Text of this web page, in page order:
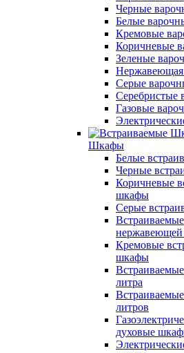
Черные
Белые
Кремовые
Коричневые
Зеленые
Нержавеющая
Серые
Серебристые
Газовые
Шкафы
Белые
Черные
Коричневые
шкафы
Серые
нержавеющей
Кремовые
шкафы
литра
литров
духовые